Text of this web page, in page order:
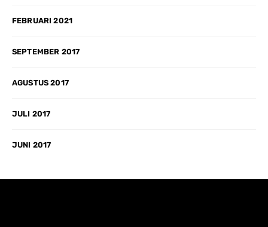
FEBRUARI 2021
SEPTEMBER 2017
AGUSTUS 2017
JULI 2017
JUNI 2017